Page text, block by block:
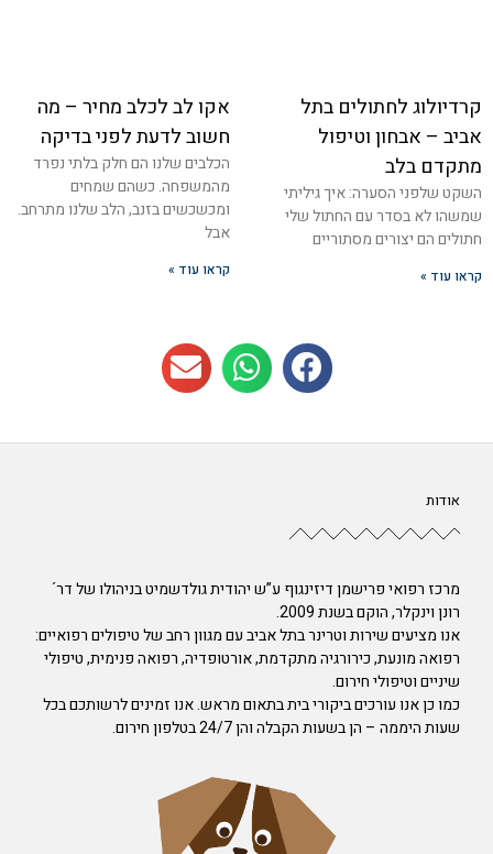
קרדיולוג לחתולים בתל
אביב – אבחון וטיפול
מתקדם בלב
השקט שלפני הסערה: איך גיליתי
שמשהו לא בסדר עם החתול שלי
חתולים הם יצורים מסתוריים
קראו עוד »
אקו לב לכלב מחיר – מה
חשוב לדעת לפני בדיקה
הכלבים שלנו הם חלק בלתי נפרד
מהמשפחה. כשהם שמחים
ומכשכשים בזנב, הלב שלנו מתרחב.
אבל
קראו עוד »
אודות
מרכז רפואי פרישמן דיזינגוף ע”ש יהודית גולדשמיט בניהולו של דר´
רונן וינקלר, הוקם בשנת 2009.
אנו מציעים שירות וטרינר בתל אביב עם מגוון רחב של טיפולים רפואיים:
רפואה מונעת, כירורגיה מתקדמת, אורטופדיה, רפואה פנימית, טיפולי
שיניים וטיפולי חירום.
כמו כן אנו עורכים ביקורי בית בתאום מראש. אנו זמינים לרשותכם בכל
שעות היממה – הן בשעות הקבלה והן 24/7 בטלפון חירום.